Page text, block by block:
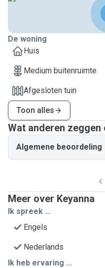
De woning
Huis
Medium buitenruimte
Afgesloten tuin
Toon alles
Wat anderen zeggen
Algemene beoordeling
Meer over Keyanna
Ik spreek ...
Engels
Nederlands
Ik heb ervaring ...